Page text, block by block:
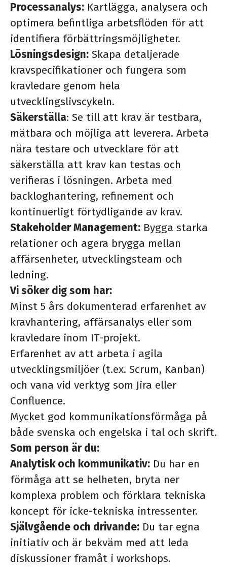
Processanalys: Kartlägga, analysera och
optimera befintliga arbetsflöden för att
identifiera förbättringsmöjligheter.
Lösningsdesign: Skapa detaljerade
kravspecifikationer och fungera som
kravledare genom hela
utvecklingslivscykeln.
Säkerställa: Se till att krav är testbara,
mätbara och möjliga att leverera. Arbeta
nära testare och utvecklare för att
säkerställa att krav kan testas och
verifieras i lösningen. Arbeta med
backloghantering, refinement och
kontinuerligt förtydligande av krav.
Stakeholder Management: Bygga starka
relationer och agera brygga mellan
affärsenheter, utvecklingsteam och
ledning.
Vi söker dig som har:
Minst 5 års dokumenterad erfarenhet av
kravhantering, affärsanalys eller som
kravledare inom IT-projekt.
Erfarenhet av att arbeta i agila
utvecklingsmiljöer (t.ex. Scrum, Kanban)
och vana vid verktyg som Jira eller
Confluence.
Mycket god kommunikationsförmåga på
både svenska och engelska i tal och skrift.
Som person är du:
Analytisk och kommunikativ: Du har en
förmåga att se helheten, bryta ner
komplexa problem och förklara tekniska
koncept för icke-tekniska intressenter.
Självgående och drivande: Du tar egna
initiativ och är bekväm med att leda
diskussioner framåt i workshops.